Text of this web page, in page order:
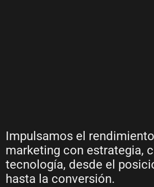
Impulsamos el
marketing con estrategia,
tecnología, desde el
hasta la conversión.